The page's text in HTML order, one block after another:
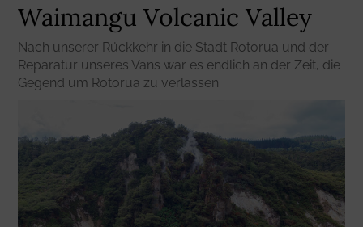
Waimangu Volcanic Valley
Nach unserer Rückkehr in die Stadt Rotorua und der
Reparatur unseres Vans war es endlich an der Zeit, die
Gegend um Rotorua zu verlassen.